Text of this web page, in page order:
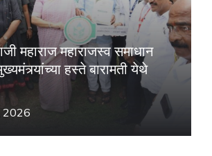
महाराज महाराजस्व समाधान
हस्ते बारामती येथे
2026